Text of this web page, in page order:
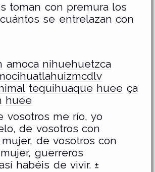
toman con premura los
se entrelazan con
amoca nihuehuetzca
tequihuaque huee ça
huee
vosotros me río, yo
de vosotros con
de vosotros con
guerreros
habéis de vivir. ±